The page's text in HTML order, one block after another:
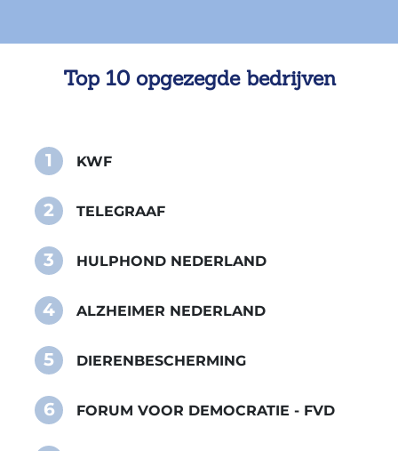
Top 10 opgezegde bedrijven
1 KWF
2 TELEGRAAF
3 HULPHOND NEDERLAND
4 ALZHEIMER NEDERLAND
5 DIERENBESCHERMING
6 FORUM VOOR DEMOCRATIE - FVD